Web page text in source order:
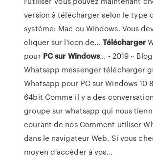
version à télécharger selon le type
système: Mac ou Windows. Vous
cliquer sur l'icon de... Télécharger
pour PCsur Windows... - 2019 ~
Whatsapp messenger télécharger
Whatsapp pour PC sur Windows 10
64bit Comme il y a des
groupe sur whatsapp qui nous
courant de nos Comment utiliser
dans le navigateur Web. Si vous
moyen d'accéder à vos...